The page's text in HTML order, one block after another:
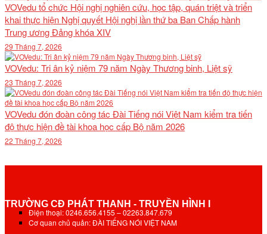
VOVedu tổ chức Hội nghị nghiên cứu, học tập, quán triệt và triển
khai thực hiện Nghị quyết Hội nghị lần thứ ba Ban Chấp hành
Trung ương Đảng khóa XIV
29 Tháng 7, 2026
VOVedu: Tri ân kỷ niệm 79 năm Ngày Thương binh, Liệt sỹ
23 Tháng 7, 2026
VOVedu đón đoàn công tác Đài Tiếng nói Việt Nam kiểm tra tiến
độ thực hiện đề tài khoa học cấp Bộ năm 2026
22 Tháng 7, 2026
TRƯỜNG CĐ PHÁT THANH - TRUYỀN HÌNH I
Điện thoại: 0246.656.4155 – 02263.847.679
Cơ quan chủ quản: ĐÀI TIẾNG NÓI VIỆT NAM